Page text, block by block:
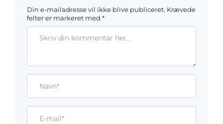
Din e-mailadresse vil ikke blive publiceret. Krævede
felter er markeret med *